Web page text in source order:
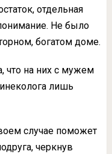
отдельная
Не было
богатом доме.
что на них с мужем
лишь
случае поможет
черкнув